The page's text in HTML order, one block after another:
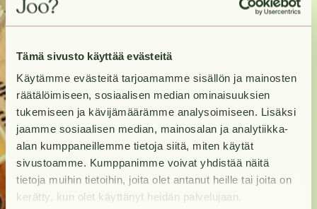
Tämä sivusto käyttää evästeitä
Käytämme evästeitä tarjoamamme sisällön ja mainosten
räätälöimiseen, sosiaalisen median ominaisuuksien
tukemiseen ja kävijämäärämme analysoimiseen. Lisäksi
jaamme sosiaalisen median, mainosalan ja analytiikka-
alan kumppaneillemme tietoja siitä, miten käytät
sivustoamme. Kumppanimme voivat yhdistää näitä
tietoja muihin tietoihin, joita olet antanut heille tai joita on
kerätty, kun olet käyttänyt heidän palvelujaan.
Ota meihin yhteyttä ja
että pääset uuteet
kotiisi nopeasti ja
vaivattomasti.
Ota yhteyttä